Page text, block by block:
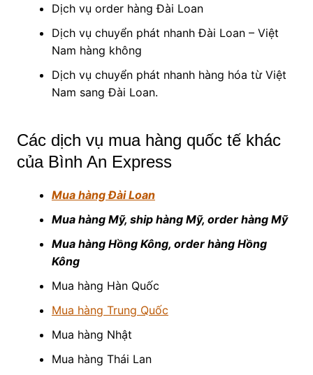
Dịch vụ order hàng Đài Loan
Dịch vụ chuyển phát nhanh Đài Loan – Việt
Nam hàng không
Dịch vụ chuyển phát nhanh hàng hóa từ Việt
Nam sang Đài Loan.
Các dịch vụ mua hàng quốc tế khác
của Bình An Express
Mua hàng Đài Loan
Mua hàng Mỹ, ship hàng Mỹ, order hàng Mỹ
Mua hàng Hồng Kông, order hàng Hồng
Kông
Mua hàng Hàn Quốc
Mua hàng Trung Quốc
Mua hàng Nhật
Mua hàng Thái Lan